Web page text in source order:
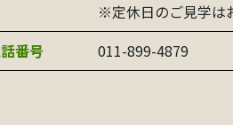
※定休日のご見学は
番号
011-899-4879